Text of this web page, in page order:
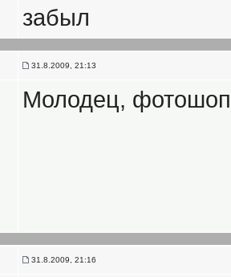
забыл
31.8.2009, 21:13
Молодец,
31.8.2009, 21:16